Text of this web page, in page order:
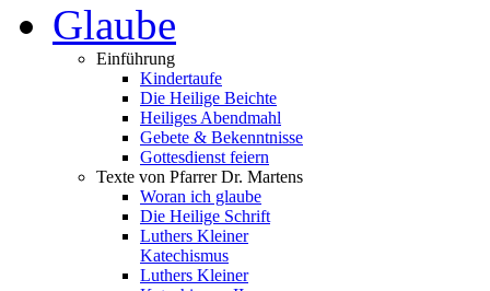
Glaube
Einführung
Kindertaufe
Die Heilige Beichte
Heiliges Abendmahl
Gebete & Bekenntnisse
Gottesdienst feiern
Texte von Pfarrer Dr. Martens
Woran ich glaube
Die Heilige Schrift
Luthers Kleiner
Katechismus
Luthers Kleiner